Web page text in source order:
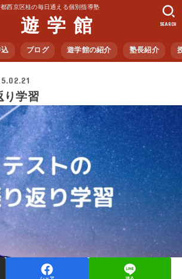
西京区桂の毎日通える個別指導塾
遊 学 館
込 ブログ 遊学館の紹介 塾長紹介
SEARCH
り学習